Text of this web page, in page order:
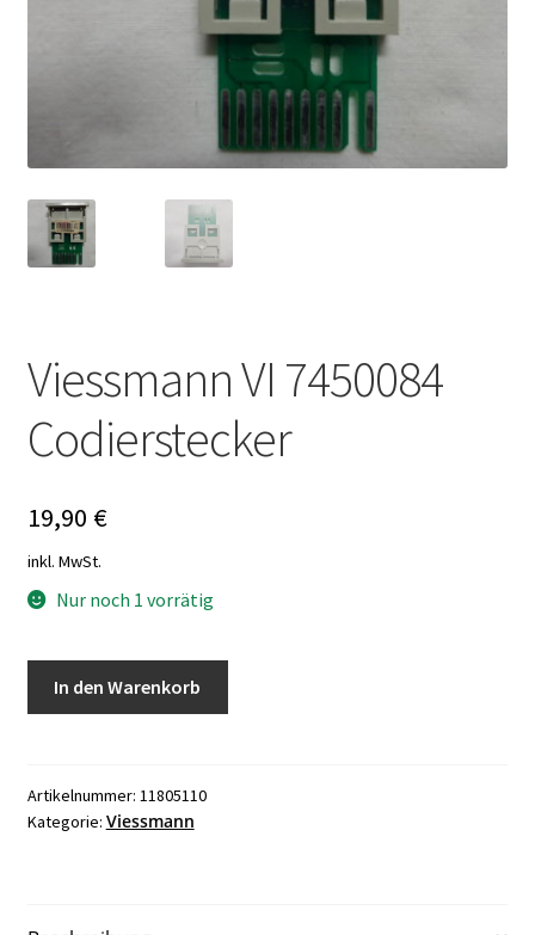
Viessmann VI 7450084
Codierstecker
19,90 €
inkl. MwSt.
Nur noch 1 vorrätig
Menge
In den Warenkorb
Artikelnummer: 11805110
Kategorie: Viessmann